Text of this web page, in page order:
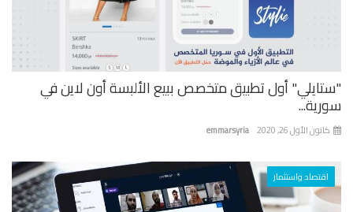
أول تطبيق متخصص ببيع الألبسة أون لاين في
emmarsyria الأول 26, 2020
اقتصاد واستثمار